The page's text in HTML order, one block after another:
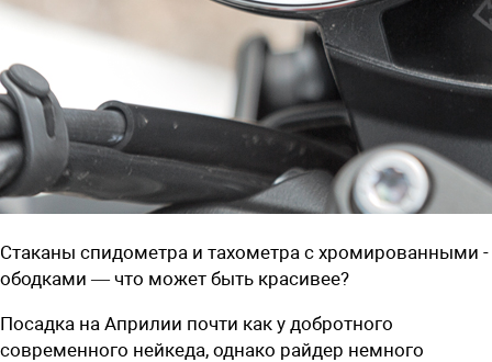
Стаканы спидометра и тахометра с хромированными ­
ободками — что может быть красивее?
Посадка на Априлии почти как у добротного
современного нейкеда, однако райдер немного